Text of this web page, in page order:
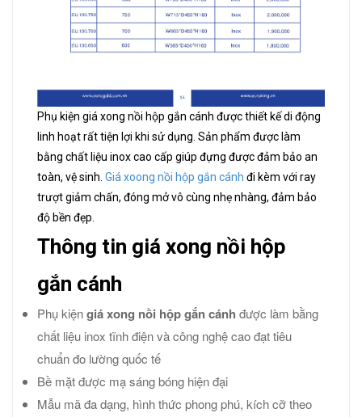
Phụ kiện giá xong nồi hộp gắn cánh được thiết kế di động
linh hoạt rất tiện lợi khi sử dụng. Sản phẩm được làm
bằng chất liệu inox cao cấp giúp đựng được đảm bảo an
toàn, vệ sinh. Giá xoong nồi hộp gắn cánh đi kèm với ray
trượt giảm chấn, đóng mở vô cùng nhẹ nhàng, đảm bảo
độ bền đẹp.
Thông tin giá xong nồi hộp
gắn cánh
Phụ kiệngiá xong nồi hộp gắn cánh được làm bằng
chất liệu inox tĩnh điện và công nghệ cao đạt tiêu
chuẩn đo lường quốc tế
Bề mặt được mạ sáng bóng hiện đại
Mẫu mã đa dạng, hình thức phong phú, kích cỡ theo